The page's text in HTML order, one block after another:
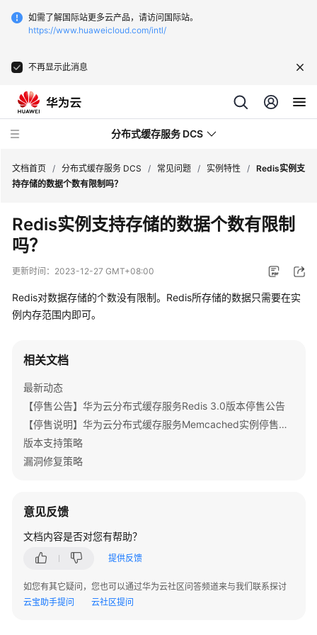
如需了解国际站更多云产品，请访问国际站。
https://www.huaweicloud.com/intl/
不再显示此消息
分布式缓存服务 DCS
新
动
服
务
公
品
介
绍
计
费
快
用
文档首页 / 分布式缓存服务 DCS / 常见问题 / 实例特性 / Redis实例支
持存储的数据个数有限制吗？
Redis实例支持存储的数据个数有限制
吗？
更新时间： 2023-12-27 GMT+08:00
Redis对数据存储的个数没有限制。Redis所存储的数据只需要在实
例内存范围内即可。
相关文档
最新动态
【停售公告】华为云分布式缓存服务Redis 3.0版本停售公告
【停售说明】华为云分布式缓存服务Memcached实例停售公告
版本支持策略
漏洞修复策略
意见反馈
文档内容是否对您有帮助？
提供反馈
如您有其它疑问，您也可以通过华为云社区问答频道来与我们联系探讨
云宝助手提问
云社区提问